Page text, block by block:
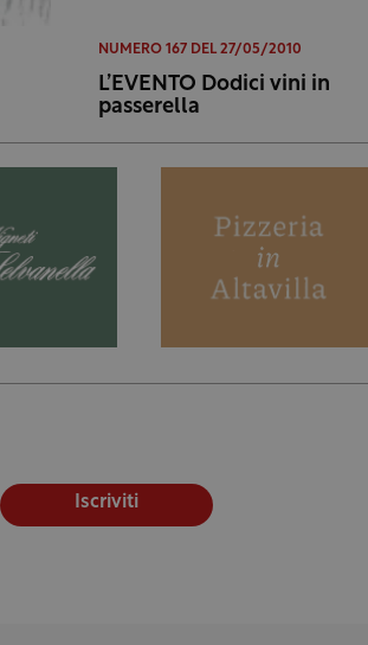
NUMERO 167 DEL 27/05/2010
L’EVENTO Dodici vini in
passerella
Iscriviti